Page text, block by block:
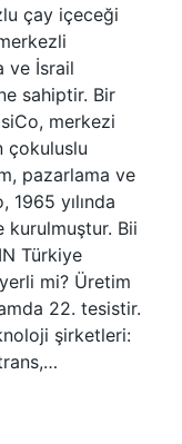
çay içeceği
ve İsrail
sahiptir. Bir
merkezi
çokuluslu
pazarlama ve
1965 yılında
kurulmuştur. Bii
Türkiye
mi? Üretim
22. tesistir.
şirketleri: